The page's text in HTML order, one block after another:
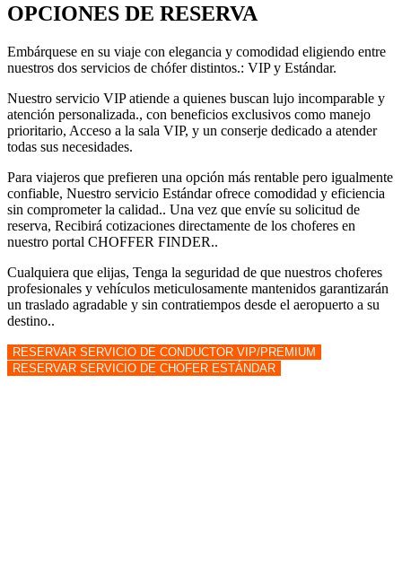
OPCIONES DE RESERVA
Embárquese en su viaje con elegancia y comodidad eligiendo entre
nuestros dos servicios de chófer distintos.: VIP y Estándar.
Nuestro servicio VIP atiende a quienes buscan lujo incomparable y
atención personalizada., con beneficios exclusivos como manejo
prioritario, Acceso a la sala VIP, y un conserje dedicado a atender
todas sus necesidades.
Para viajeros que prefieren una opción más rentable pero igualmente
confiable, Nuestro servicio Estándar ofrece comodidad y eficiencia
sin comprometer la calidad.. Una vez que envíe su solicitud de
reserva, Recibirá cotizaciones directamente de los choferes en
nuestro portal CHOFFER FINDER..
Cualquiera que elijas, Tenga la seguridad de que nuestros choferes
profesionales y vehículos meticulosamente mantenidos garantizarán
un traslado agradable y sin contratiempos desde el aeropuerto a su
destino..
RESERVAR SERVICIO DE CONDUCTOR VIP/PREMIUM
RESERVAR SERVICIO DE CHOFER ESTÁNDAR